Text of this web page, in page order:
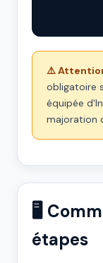
⚠️
obligatoire
équipée
majoration
🖥️
étapes